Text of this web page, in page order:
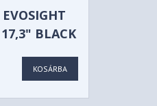
BLACK
KOSÁRBA